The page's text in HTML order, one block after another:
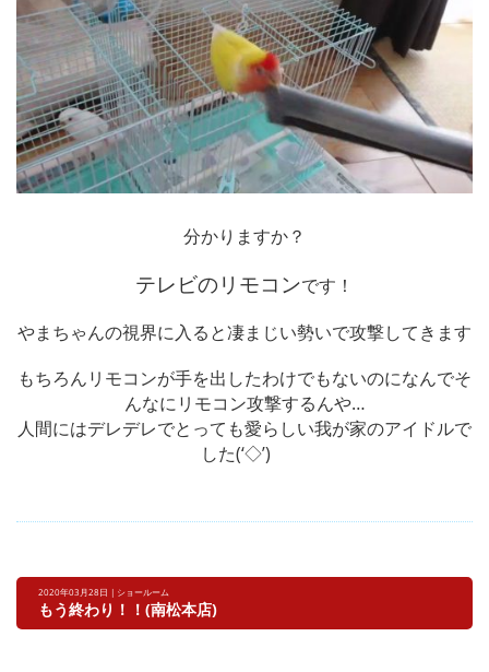
分かりますか？
テレビのリモコンです！
やまちゃんの視界に入ると凄まじい勢いで攻撃してきます
もちろんリモコンが手を出したわけでもないのになんでそ
んなにリモコン攻撃するんや…
人間にはデレデレでとっても愛らしい我が家のアイドルで
した(‘◇’)ゞ
2020年03月28日 | ショールーム
もう終わり！！(南松本店)